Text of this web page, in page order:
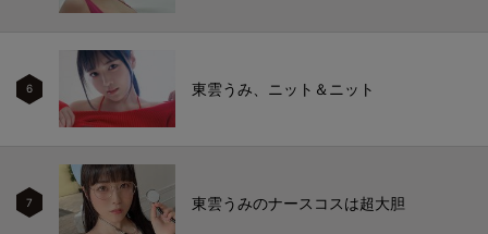
6 東雲うみ、ニット＆ニット
7 東雲うみのナースコスは超大胆